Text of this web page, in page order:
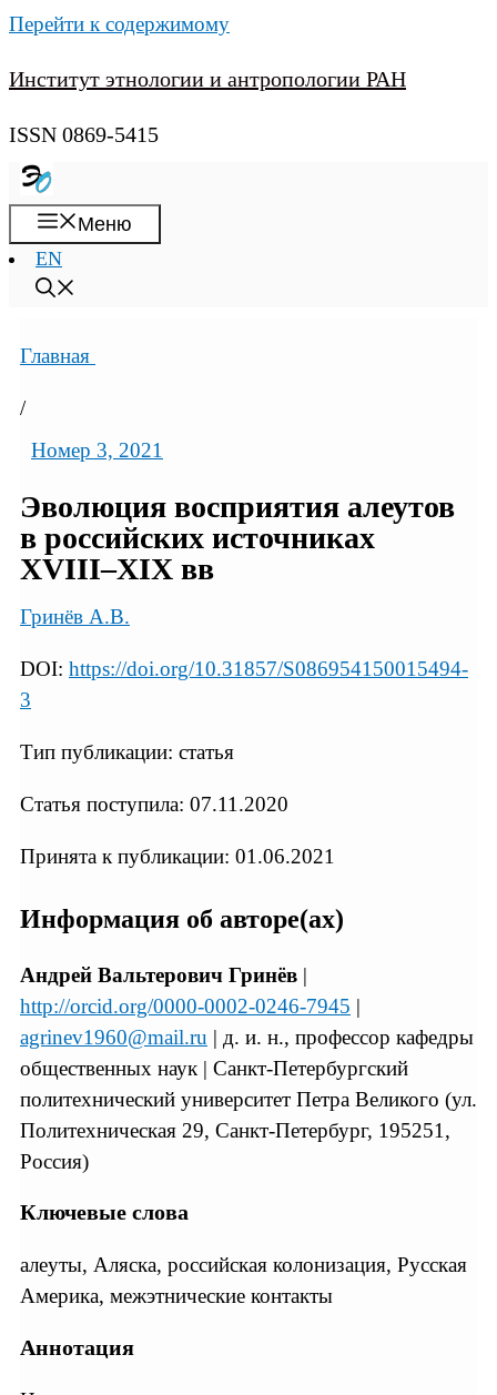
Перейти к содержимому
Институт этнологии и антропологии РАН
ISSN 0869-5415
Меню
EN
Главная
/
Номер 3, 2021
Эволюция восприятия алеутов
в российских источниках
XVIII–XIX вв
Гринёв А.В.
DOI: https://doi.org/10.31857/S086954150015494-
3
Тип публикации: статья
Статья поступила: 07.11.2020
Принята к публикации: 01.06.2021
Информация об авторе(ах)
Андрей Вальтерович Гринёв |
http://orcid.org/0000-0002-0246-7945 |
agrinev1960@mail.ru | д. и. н., профессор кафедры
общественных наук | Санкт-Петербургский
политехнический университет Петра Великого (ул.
Политехническая 29, Санкт-Петербург, 195251,
Россия)
Ключевые слова
алеуты, Аляска, российская колонизация, Русская
Америка, межэтнические контакты
Аннотация